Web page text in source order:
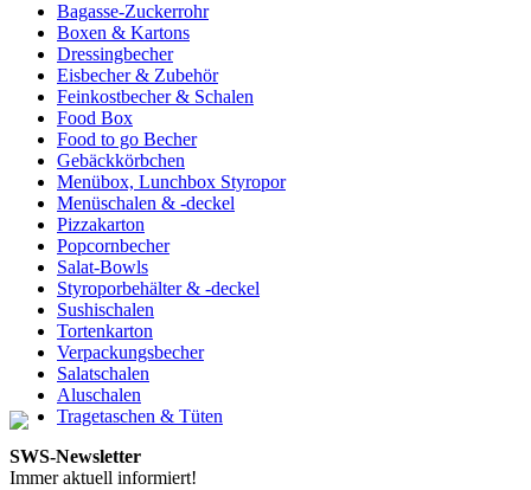
Bagasse-Zuckerrohr
Boxen & Kartons
Dressingbecher
Eisbecher & Zubehör
Feinkostbecher & Schalen
Food Box
Food to go Becher
Gebäckkörbchen
Menübox, Lunchbox Styropor
Menüschalen & -deckel
Pizzakarton
Popcornbecher
Salat-Bowls
Styroporbehälter & -deckel
Sushischalen
Tortenkarton
Verpackungsbecher
Salatschalen
Aluschalen
Tragetaschen & Tüten
SWS-Newsletter
Immer aktuell informiert!